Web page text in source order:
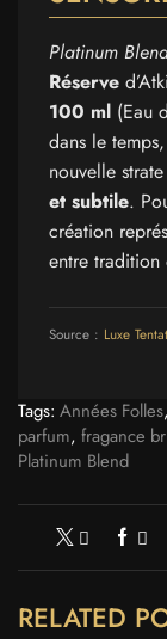
Platinum
Réserve
100 ml (Eau
dans le
nouvelle
et subtile.
création
entre
Source : Luxe
Tags: Années Folles,
parfum, fragance
Platinum Blend
RELATED